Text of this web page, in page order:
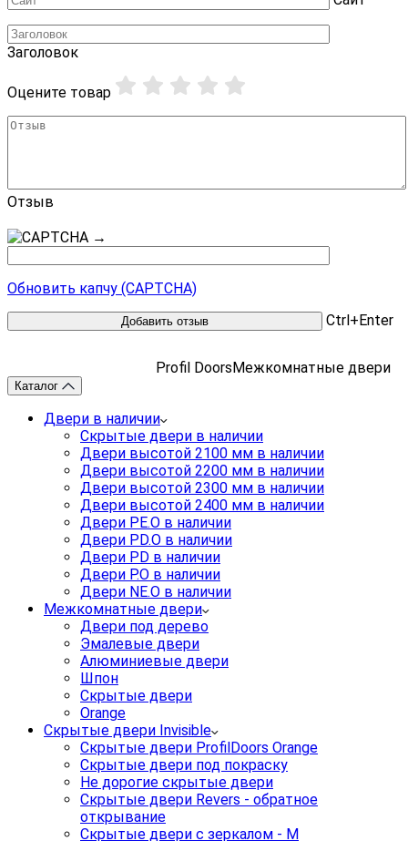
Заголовок
Оцените товар
Отзыв
→
Обновить капчу (CAPTCHA)
Ctrl+Enter
Profil Doors Межкомнатные двери
Каталог
Двери в наличии
Скрытые двери в наличии
Двери высотой 2100 мм в наличии
Двери высотой 2200 мм в наличии
Двери высотой 2300 мм в наличии
Двери высотой 2400 мм в наличии
Двери PE.O в наличии
Двери PD.O в наличии
Двери PD в наличии
Двери P.O в наличии
Двери NE.O в наличии
Межкомнатные двери
Двери под дерево
Эмалевые двери
Алюминиевые двери
Шпон
Скрытые двери
Orange
Скрытые двери Invisible
Скрытые двери ProfilDoors Orange
Скрытые двери под покраску
Не дорогие скрытые двери
Скрытые двери Revers - обратное
открывание
Скрытые двери с зеркалом - M